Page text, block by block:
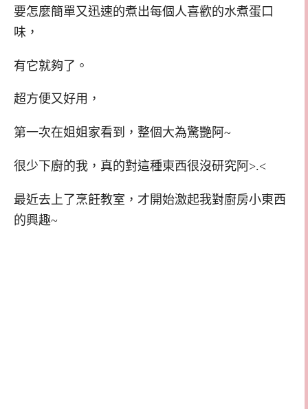
要怎麼簡單又迅速的煮出每個人喜歡的水煮蛋口
味，
有它就夠了。
超方便又好用，
第一次在姐姐家看到，整個大為驚艷阿~
很少下廚的我，真的對這種東西很沒研究阿>.<
最近去上了烹飪教室，才開始激起我對廚房小東西
的興趣~